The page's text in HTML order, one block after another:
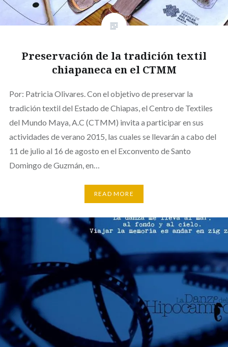
Preservación de la tradición textil
chiapaneca en el CTMM
Por: Patricia Olivares. Con el objetivo de preservar la
tradición textil del Estado de Chiapas, el Centro de Textiles
del Mundo Maya, A.C (CTMM) invita a participar en sus
actividades de verano 2015, las cuales se llevarán a cabo del
11 de julio al 16 de agosto en el Exconvento de Santo
Domingo de Guzmán, en…
READ MORE